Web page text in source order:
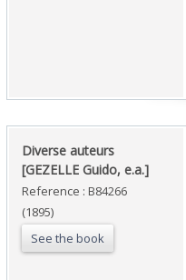
‎Diverse auteurs
[GEZELLE Guido, e.a.]‎
Reference : B84266
(1895)
See the book